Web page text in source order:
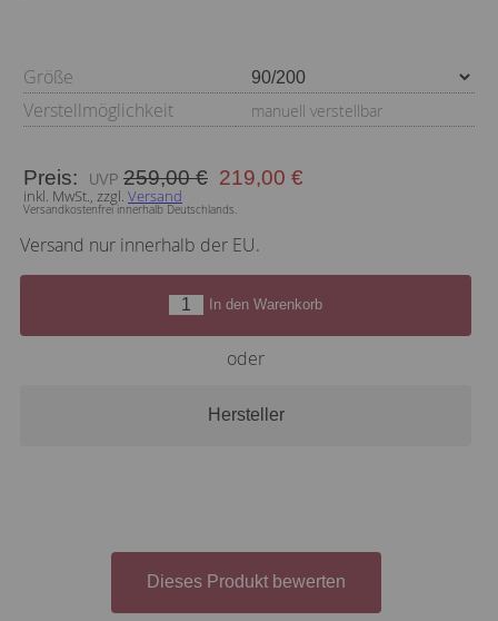
Größe
Verstellmöglichkeit
manuell verstellbar
Preis: 259,00 € 219,00 €
inkl. MwSt., zzgl. Versand
Versandkostenfrei innerhalb Deutschlands.
Versand nur innerhalb der EU.
In den Warenkorb
oder
Hersteller
Dieses Produkt bewerten